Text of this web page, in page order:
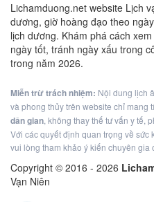
Lichamduong.net website Lịch
dương, giờ hoàng đạo theo
lịch dương. Khám phá cách
ngày tốt, tránh ngày xấu trong
trong năm 2026.
Miễn trừ trách nhiệm: Nội dung lịch
và phong thủy trên website chỉ mang
dân gian, không thay thế tư vấn y tế,
Với các quyết định quan trọng về sức
vui lòng tham khảo ý kiến chuyên gia
Copyright © 2016 - 2026
Vạn Niên